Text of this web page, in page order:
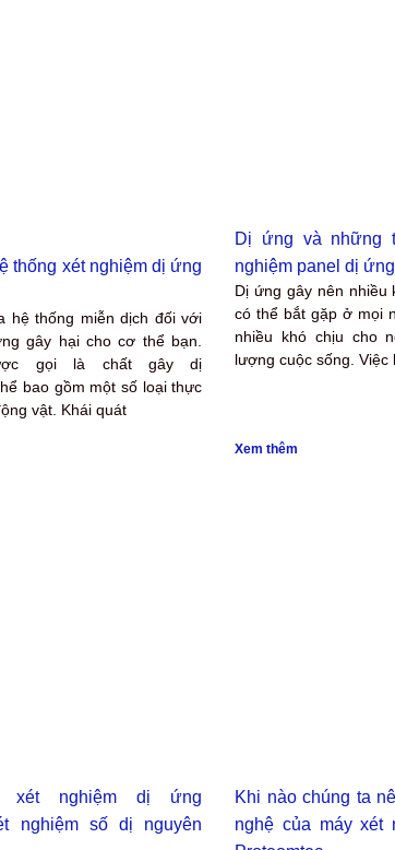
thống xét nghiệm dị ứng
hệ thống miễn dịch đối với
gây hại cho cơ thể bạn.
gọi là chất gây dị
bao gồm một số loại thực
vật. Khái quát
Dị ứng và những
nghiệm panel dị ứng
Dị ứng gây nên nhiều
có thể bắt gặp ở mọi
nhiều khó chịu cho
lượng cuộc sống.
Xem thêm
xét nghiệm dị ứng
nghiệm số dị nguyên
Khi nào chúng ta
nghệ của máy xét